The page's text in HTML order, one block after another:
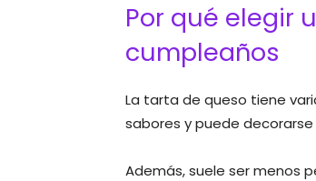
Por qué elegir
cumpleaños
La tarta de queso tiene
sabores y puede
Además, suele ser menos